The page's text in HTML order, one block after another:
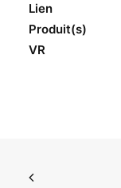
Lien
Produit(s)
VR